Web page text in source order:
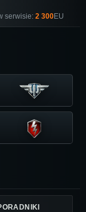
serwisie: 2 300EU